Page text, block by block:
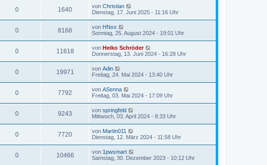
0 1640 von Christian
Dienstag, 17. Juni 2025 - 11:16 Uhr
0 8168 von HNxx
Sonntag, 25. August 2024 - 19:01 Uhr
0 11618 von Heiko Schröder
Donnerstag, 13. Juni 2024 - 16:28 Uhr
0 19971 von Adin
Freitag, 24. Mai 2024 - 13:40 Uhr
0 7792 von ASenna
Freitag, 03. Mai 2024 - 17:09 Uhr
0 9243 von springfeld
Mittwoch, 03. April 2024 - 8:33 Uhr
0 7720 von Martin011
Dienstag, 12. März 2024 - 11:58 Uhr
0 10466 von 1pwsmart
Samstag, 30. Dezember 2023 - 10:12 Uhr